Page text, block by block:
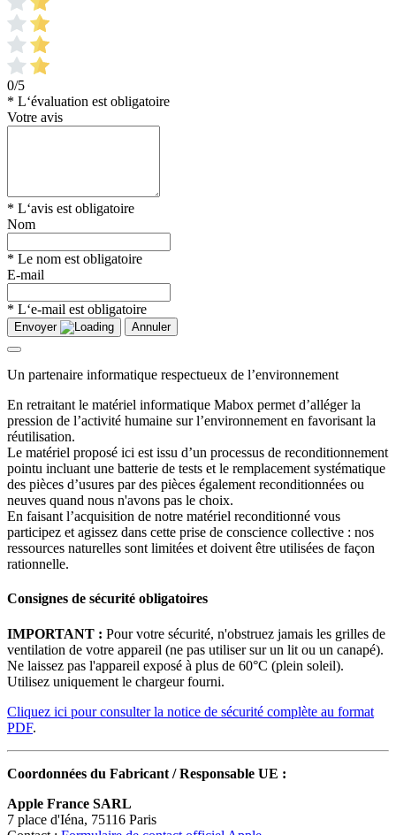
0/5
* L‘évaluation est obligatoire
Votre avis
* L‘avis est obligatoire
Nom
* Le nom est obligatoire
E-mail
* L‘e-mail est obligatoire
Envoyer Annuler
Un partenaire informatique respectueux de l’environnement
En retraitant le matériel informatique Mabox permet d’alléger la
pression de l’activité humaine sur l’environnement en favorisant la
réutilisation.
Le matériel proposé ici est issu d’un processus de reconditionnement
pointu incluant une batterie de tests et le remplacement systématique
des pièces d’usures par des pièces également reconditionnées ou
neuves quand nous n'avons pas le choix.
En faisant l’acquisition de notre matériel reconditionné vous
participez et agissez dans cette prise de conscience collective : nos
ressources naturelles sont limitées et doivent être utilisées de façon
rationnelle.
Consignes de sécurité obligatoires
IMPORTANT : Pour votre sécurité, n'obstruez jamais les grilles de
ventilation de votre appareil (ne pas utiliser sur un lit ou un canapé).
Ne laissez pas l'appareil exposé à plus de 60°C (plein soleil).
Utilisez uniquement le chargeur fourni.
Cliquez ici pour consulter la notice de sécurité complète au format
PDF.
Coordonnées du Fabricant / Responsable UE :
Apple France SARL
7 place d'Iéna, 75116 Paris